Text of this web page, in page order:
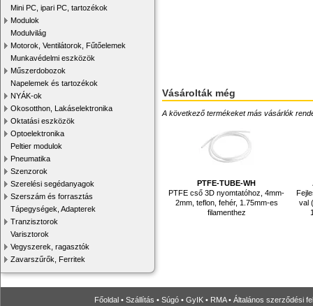
Mini PC, ipari PC, tartozékok
Modulok
Modulvilág
Motorok, Ventilátorok, Fűtőelemek
Munkavédelmi eszközök
Műszerdobozok
Napelemek és tartozékok
NYÁK-ok
Okosotthon, Lakáselektronika
Oktatási eszközök
Optoelektronika
Peltier modulok
Pneumatika
Szenzorok
Szerelési segédanyagok
Szerszám és forrasztás
Tápegységek, Adapterek
Tranzisztorok
Varisztorok
Vegyszerek, ragasztók
Zavarszűrők, Ferritek
Vásárolták még
A következő termékeket más vásárlók
PTFE-TUBE-WH
PTFE cső 3D nyomtatóhoz, 4mm-
2mm, teflon, fehér, 1.75mm-es
filamenthez
val
Főoldal • Szállítás • Súgó • GyIK • RMA• Általános szerződési